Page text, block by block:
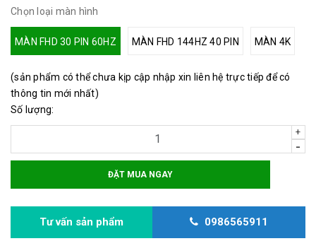
Chọn loại màn hình
MÀN FHD 30 PIN 60HZ MÀN FHD 144HZ 40 PIN MÀN 4K
(sản phẩm có thể chưa kịp cập nhập xin liên hệ trực tiếp để có
thông tin mới nhất)
Số lượng:
+
-
ĐẶT MUA NGAY
Tư vấn sản phẩm 0986565911